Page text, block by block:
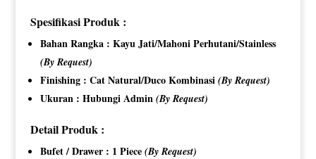
Spesifikasi Produk :
Bahan Rangka : Kayu Jati/Mahoni Perhutani/Stainless
(By Request)
Finishing : Cat Natural/Duco Kombinasi (By Request)
Ukuran : Hubungi Admin (By Request)
Detail Produk :
Bufet / Drawer : 1 Piece (By Request)